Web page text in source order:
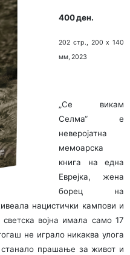
400 ден.
202 стр., 200 х 140
мм, 2023
„Се викам
Селма“ е
неверојатна
мемоарска
книга на една
Еврејка, жена
борец на
нацистички кампови и
војна имала само 17
не играло никаква улога
станало прашање за живот и